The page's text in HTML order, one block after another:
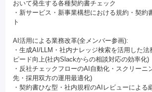
おいて発生する各種契約書チェック
・新サービス・新事業構想における規約・契約
ト
AI活用による業務改革(全メンバー参画):
・生成AI/LLM・社内ナレッジ検索を活用した
ピード向上(社内Slackからの相談対応の効率化)
・反社チェックフローのAI自動化・スクリーニ
先・採用双方の運用最適化)
・契約書ひな型・社内規程のAIレビューによる